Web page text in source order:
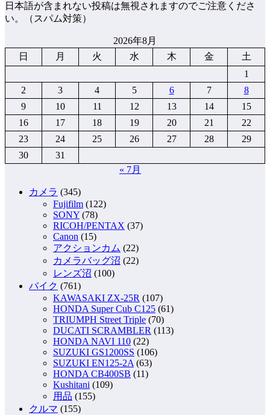
日本語が含まれない投稿は無視されますのでご注意くださ
い。（スパム対策）
2026年8月
日
月 火 水 木 金
土
1
2
3 4 5 6 7
8
9
10 11 12 13 14
15
16
17 18 19 20 21
22
23
24 25 26 27 28
29
30
31
« 7月
カメラ (345)
Fujifilm (122)
SONY (78)
RICOH/PENTAX (37)
Canon (15)
アクションカム (22)
カメラバッグ沼 (22)
レンズ沼 (100)
バイク (761)
KAWASAKI ZX-25R (107)
HONDA Super Cub C125 (61)
TRIUMPH Street Triple (70)
DUCATI SCRAMBLER (113)
HONDA NAVI 110 (22)
SUZUKI GS1200SS (106)
SUZUKI EN125-2A (63)
HONDA CB400SB (11)
Kushitani (109)
用品 (155)
クルマ (155)